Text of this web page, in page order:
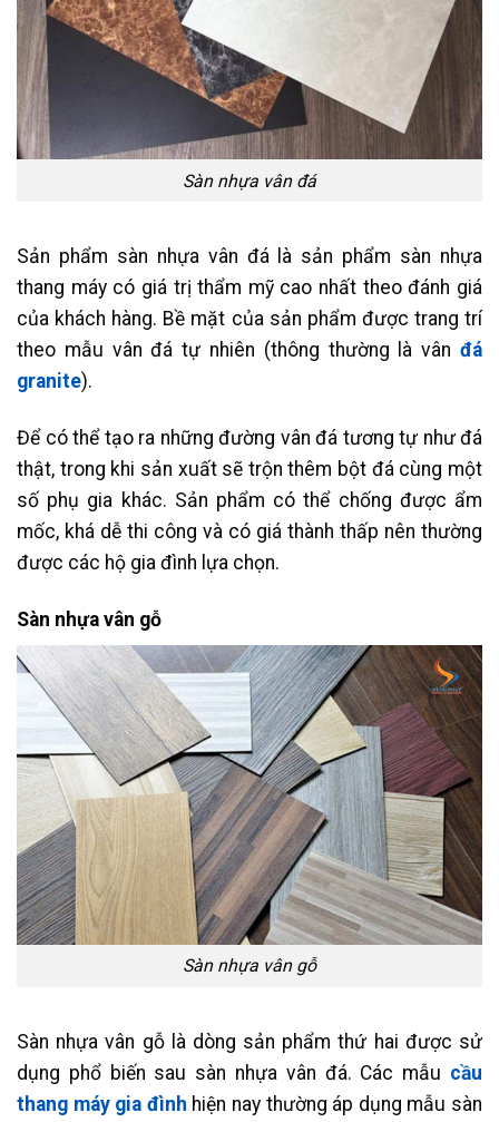
Sàn nhựa vân đá
Sản phẩm sàn nhựa vân đá là sản phẩm sàn nhựa
thang máy có giá trị thẩm mỹ cao nhất theo đánh giá
của khách hàng. Bề mặt của sản phẩm được trang trí
theo mẫu vân đá tự nhiên (thông thường là vân đá
granite).
Để có thể tạo ra những đường vân đá tương tự như đá
thật, trong khi sản xuất sẽ trộn thêm bột đá cùng một
số phụ gia khác. Sản phẩm có thể chống được ẩm
mốc, khá dễ thi công và có giá thành thấp nên thường
được các hộ gia đình lựa chọn.
Sàn nhựa vân gỗ
Sàn nhựa vân gỗ
Sàn nhựa vân gỗ là dòng sản phẩm thứ hai được sử
dụng phổ biến sau sàn nhựa vân đá. Các mẫu cầu
thang máy gia đình hiện nay thường áp dụng mẫu sàn